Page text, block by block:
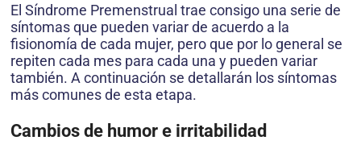
El Síndrome Premenstrual trae consigo una serie de
síntomas que pueden variar de acuerdo a la
fisionomía de cada mujer, pero que por lo general se
repiten cada mes para cada una y pueden variar
también. A continuación se detallarán los síntomas
más comunes de esta etapa.
Cambios de humor e irritabilidad